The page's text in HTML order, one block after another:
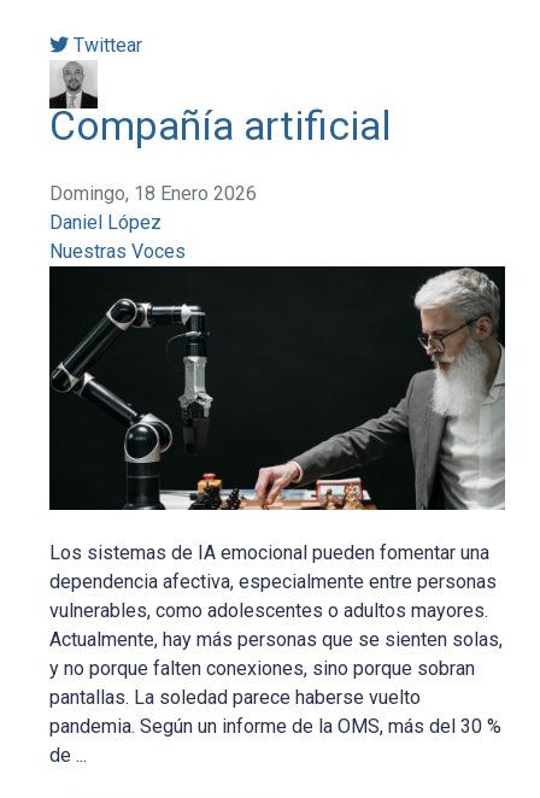
Twittear
Compañía artificial
Domingo, 18 Enero 2026
Daniel López
Nuestras Voces
Los sistemas de IA emocional pueden fomentar una
dependencia afectiva, especialmente entre personas
vulnerables, como adolescentes o adultos mayores.
Actualmente, hay más personas que se sienten solas,
y no porque falten conexiones, sino porque sobran
pantallas. La soledad parece haberse vuelto
pandemia. Según un informe de la OMS, más del 30 %
de ...